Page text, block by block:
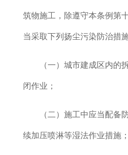
筑物施工，除遵守本条例第
当采取下列扬尘污染防治措施
（一） 城市建成区内的
闭作业；
（二）施工中应当配备
续加压喷淋等湿法作业措施；